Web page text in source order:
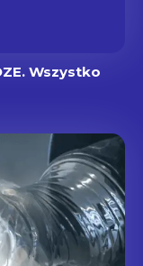
Wszystko